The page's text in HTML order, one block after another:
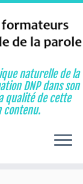
naturelle de la
DNP dans son
qualité de cette
contenu.